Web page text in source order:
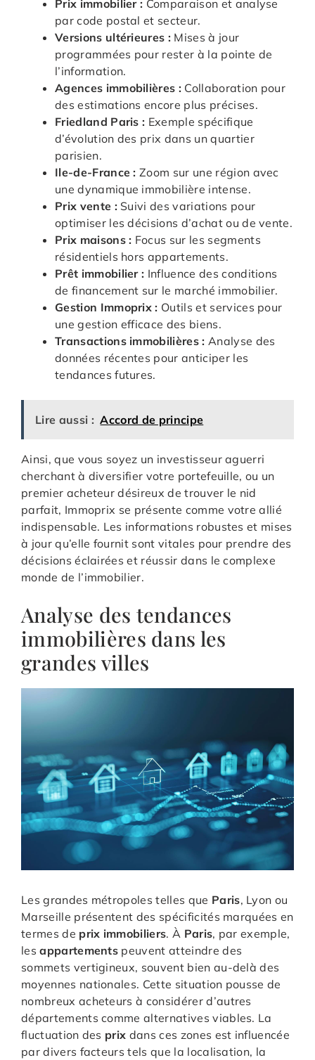
Prix immobilier : Comparaison et analyse
par code postal et secteur.
Versions ultérieures : Mises à jour
programmées pour rester à la pointe de
l’information.
Agences immobilières : Collaboration pour
des estimations encore plus précises.
Friedland Paris : Exemple spécifique
d’évolution des prix dans un quartier
parisien.
Ile-de-France : Zoom sur une région avec
une dynamique immobilière intense.
Prix vente : Suivi des variations pour
optimiser les décisions d’achat ou de vente.
Prix maisons : Focus sur les segments
résidentiels hors appartements.
Prêt immobilier : Influence des conditions
de financement sur le marché immobilier.
Gestion Immoprix : Outils et services pour
une gestion efficace des biens.
Transactions immobilières : Analyse des
données récentes pour anticiper les
tendances futures.
Lire aussi : Accord de principe
Ainsi, que vous soyez un investisseur aguerri
cherchant à diversifier votre portefeuille, ou un
premier acheteur désireux de trouver le nid
parfait, Immoprix se présente comme votre allié
indispensable. Les informations robustes et mises
à jour qu’elle fournit sont vitales pour prendre des
décisions éclairées et réussir dans le complexe
monde de l’immobilier.
Analyse des tendances
immobilières dans les
grandes villes
Les grandes métropoles telles que Paris, Lyon ou
Marseille présentent des spécificités marquées en
termes de prix immobiliers. À Paris, par exemple,
lesappartements peuvent atteindre des
sommets vertigineux, souvent bien au-delà des
moyennes nationales. Cette situation pousse de
nombreux acheteurs à considérer d’autres
départements comme alternatives viables. La
fluctuation des prix dans ces zones est influencée
par divers facteurs tels que la localisation, la